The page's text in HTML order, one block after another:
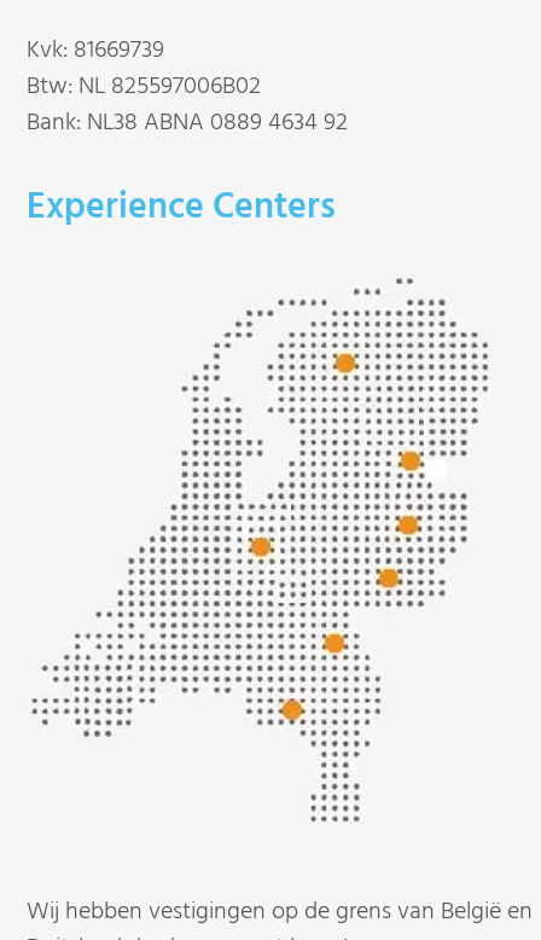
Kvk: 81669739
Btw: NL 825597006B02
Bank: NL38 ABNA 0889 4634 92
Experience Centers
Wij hebben vestigingen op de grens van België en